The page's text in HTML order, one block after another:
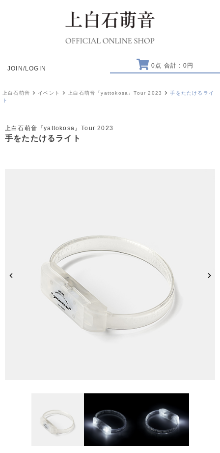
JOIN/LOGIN 0 点 合計 : 0円
上白石萌音 イベント 上白石萌音『yattokosa』Tour 2023
手をたたけるライ
ト
上白石萌音『yattokosa』Tour 2023
手をたたけるライト